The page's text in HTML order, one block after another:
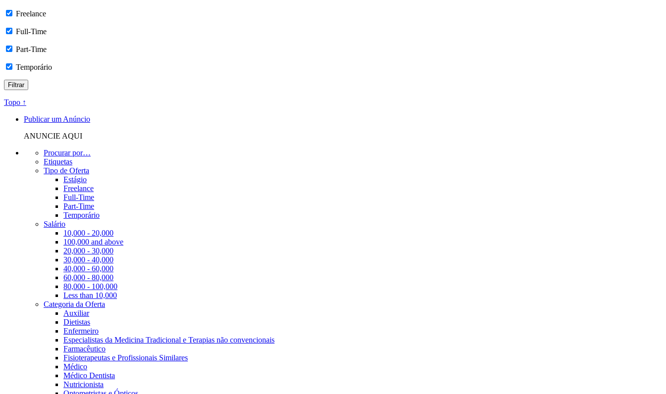
Freelance
Full-Time
Part-Time
Temporário
Topo ↑
Publicar um Anúncio
ANUNCIE AQUI
Procurar por…
Etiquetas
Tipo de Oferta
Estágio
Freelance
Full-Time
Part-Time
Temporário
Salário
10,000 - 20,000
100,000 and above
20,000 - 30,000
30,000 - 40,000
40,000 - 60,000
60,000 - 80,000
80,000 - 100,000
Less than 10,000
Categoria da Oferta
Auxiliar
Dietistas
Enfermeiro
Especialistas da Medicina Tradicional e Terapias não convencionais
Farmacêutico
Fisioterapeutas e Profissionais Similares
Médico
Médico Dentista
Nutricionista